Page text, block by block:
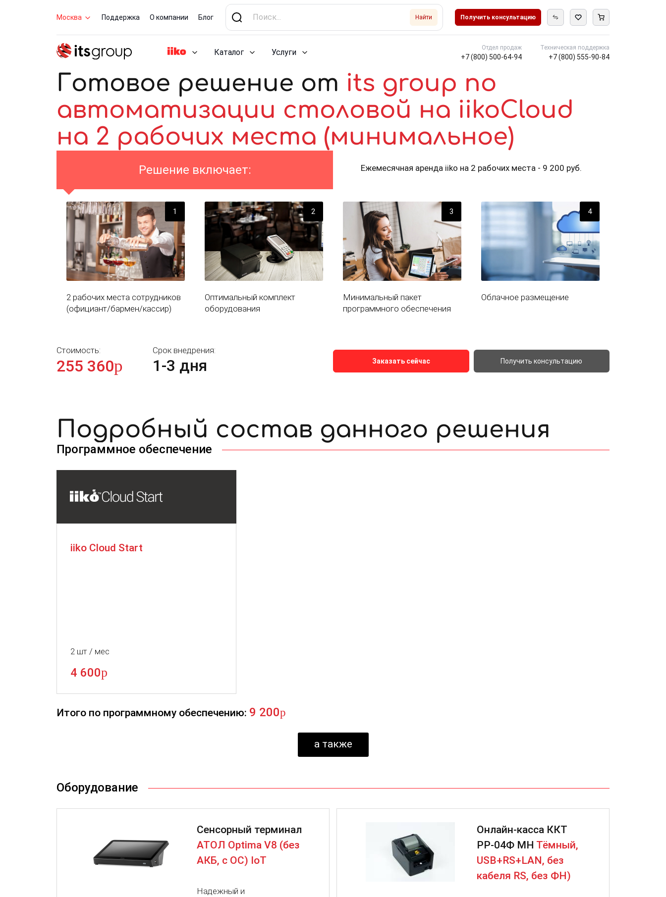
Москва Поддержка О компании Блог Найти Получить консультацию
Каталог Услуги
Отдел продаж
+7 (800) 500-64-94
Техническая поддержка
+7 (800) 555-90-84
Готовое решение от its group по
автоматизации столовой на iikoCloud
на 2 рабочих места (минимальное)
Решение включает: Ежемесячная аренда iiko на 2 рабочих места - 9 200 руб.
1
2 рабочих места сотрудников
(официант/бармен/кассир)
2
Оптимальный комплект
оборудования
3
Минимальный пакет
программного обеспечения
4
Облачное размещение
Стоимость:
255 360p
Срок внедрения:
1-3 дня Заказать сейчас Получить консультацию
Подробный состав данного решения
Программное обеспечение
iiko Cloud Start
2 шт / мес
4 600p
Итого по программному обеспечению: 9 200p
а также
Оборудование
Сенсорный терминал
АТОЛ Optima V8 (без
АКБ, c ОС) IoT
Надежный и
Онлайн-касса ККТ
РР-04Ф МН Тёмный,
USB+RS+LAN, без
кабеля RS, без ФН)